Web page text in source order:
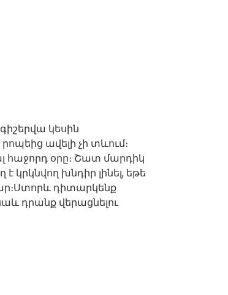
կեսին
ավելի չի տևում։
հաջորդ օրը։ Շատ մարդիկ
խնդիր լինել, եթե
դիտարկենք
դրանք վերացնելու